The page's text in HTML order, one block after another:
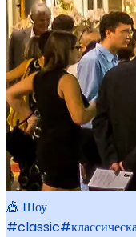
🎪 Шоу
#classic#